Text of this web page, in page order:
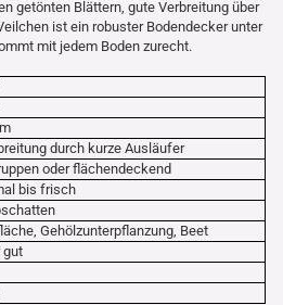
getönten Blättern, gute Verbreitung über
ist ein robuster Bodendecker unter
mit jedem Boden zurecht.
durch kurze Ausläufer
oder flächendeckend
bis frisch
Gehölzunterpflanzung, Beet
gut